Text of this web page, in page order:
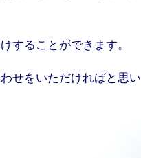
することができます。
せをいただければと思い